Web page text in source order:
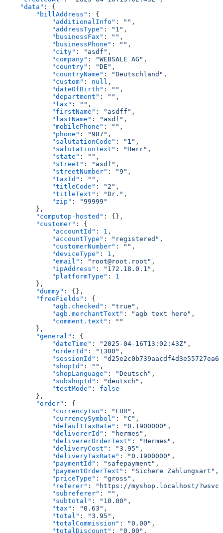
    "data"
: {
        "billAddress"
: {
            "additionalInfo"
: "" ,
            "addressType"
: "1" ,
            "businessFax"
: "" ,
            "businessPhone"
: "" ,
            "city"
: "asdf" ,
            "company"
: "WEBSALE AG" ,
            "country"
: "DE" ,
            "countryName"
: "Deutschland" ,
            "custom"
: null ,
            "dateOfBirth"
: "" ,
            "department"
: "" ,
            "fax"
: "" ,
            "firstName"
: "asdff" ,
            "lastName"
: "asdf" ,
            "mobilePhone"
: "" ,
            "phone"
: "987" ,
            "salutationCode"
: "1" ,
            "salutationText"
: "Herr" ,
            "state"
: "" ,
            "street"
: "asdf" ,
            "streetNumber"
: "9" ,
            "taxId"
: "" ,
            "titleCode"
: "2" ,
            "titleText"
: "Dr." ,
            "zip"
:
"99999"
        },
        "computop-hosted"
: {},
        "customer"
: {
            "accountId"
: 1 ,
            "accountType"
: "registered" ,
            "customerNumber"
: "" ,
            "deviceType"
: 1 ,
            "email"
: "root@root.root" ,
            "ipAddress"
: "172.18.0.1" ,
            "platformType"
: 1
        },
        "dummy"
: {},
        "freeFields"
: {
            "agb.checked"
: "true" ,
            "agb.merchantText"
: "agb text here" ,
            "comment.text"
:
""
        },
        "general"
: {
            "dateTime"
: "2025-04-16T13:02:43Z" ,
            "orderId"
: "1300" ,
            "sessionId"
:
            "shopId"
: "" ,
            "shopLanguage"
: "Deutsch" ,
            "subshopId"
: "deutsch" ,
            "testMode"
: false
        },
        "order"
: {
            "currencyIso"
: "EUR" ,
            "currencySymbol"
: "€" ,
            "defaultTaxRate"
: "0.1900000" ,
            "delivererId"
: "hermes" ,
            "delivererOrderText"
: "Hermes" ,
            "deliveryCost"
: "3.95" ,
            "deliveryTaxRate"
: "0.1900000" ,
            "paymentId"
: "safepayment" ,
            "paymentOrderText"
: "Sichere Zahlungsart" ,
            "priceType"
: "gross" ,
            "referer"
:
"https://myshop.localhost/
            "subreferer"
: "" ,
            "subtotal"
: "10.00" ,
            "tax"
: "0.63" ,
            "total"
: "3.95" ,
            "totalCommission"
: "0.00" ,
            "totalDiscount"
: "0.00" ,